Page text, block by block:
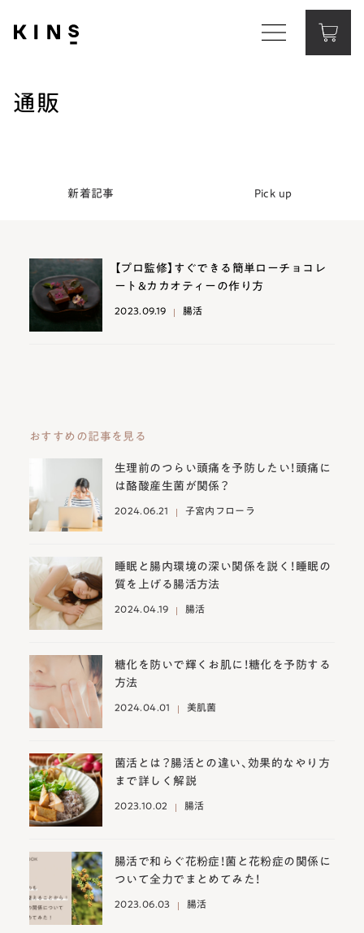
通販
新着記事 Pick up
2023.09.19 腸活
【プロ監修】すぐできる簡単ローチョコレ
ート&カカオティーの作り方
おすすめの記事を見る
生理前のつらい頭痛を予防したい！頭痛に
は酪酸産生菌が関係？
2024.06.21 子宮内フローラ
睡眠と腸内環境の深い関係を説く！睡眠の
質を上げる腸活方法
2024.04.19 腸活
糖化を防いで輝くお肌に！糖化を予防する
方法
2024.04.01 美肌菌
菌活とは？腸活との違い、効果的なやり方
まで詳しく解説
2023.10.02 腸活
腸活で和らぐ花粉症！菌と花粉症の関係に
ついて全力でまとめてみた！
2023.06.03 腸活